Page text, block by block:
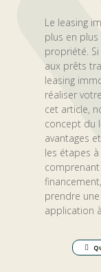
Le leasing
plus en
propriété.
aux prêts
leasing
réaliser
cet article,
concept du
avantages
les étapes
prendre
application